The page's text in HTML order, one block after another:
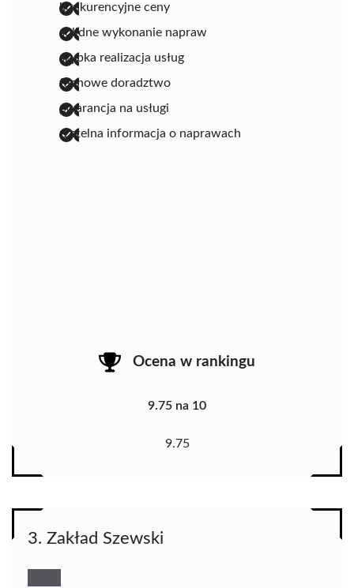
konkurencyjne ceny
solidne wykonanie napraw
szybka realizacja usług
fachowe doradztwo
gwarancja na usługi
rzetelna informacja o naprawach
Ocena w rankingu
9.75 na 10
9.75
3. Zakład Szewski